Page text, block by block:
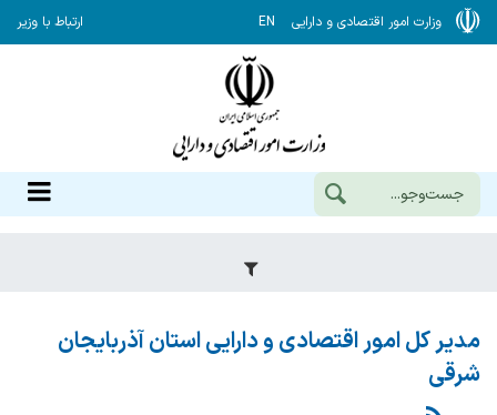
وزارت امور اقتصادی و دارایی EN ارتباط با وزیر
مدیر کل امور اقتصادی و دارایی استان آذربایجان
شرقی